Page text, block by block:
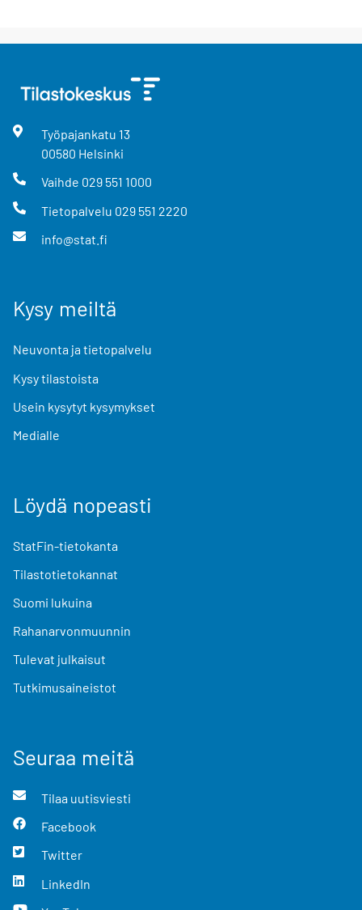
Työpajankatu 13
00580 Helsinki
Vaihde 029 551 1000
Tietopalvelu 029 551 2220
info@stat.fi
Kysy meiltä
Neuvonta ja tietopalvelu
Kysy tilastoista
Usein kysytyt kysymykset
Medialle
Löydä nopeasti
StatFin-tietokanta
Tilastotietokannat
Suomi lukuina
Rahanarvonmuunnin
Tulevat julkaisut
Tutkimusaineistot
Seuraa meitä
Tilaa uutisviesti
Facebook
Twitter
LinkedIn